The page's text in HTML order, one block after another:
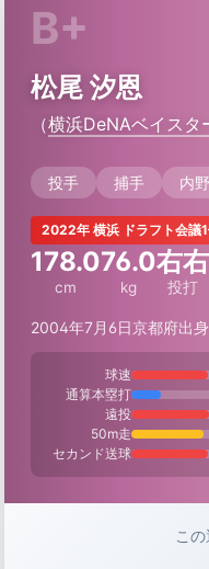
B+
松尾 汐恩
（横浜DeNAベイスタ
投手 捕手 内
2022年 横浜 ドラフト会議
178.0
cm
76.0
kg
右右
投打
2004年7月6日京都府出身
球速
通算本塁打
遠投
50m走
セカンド送球
こ